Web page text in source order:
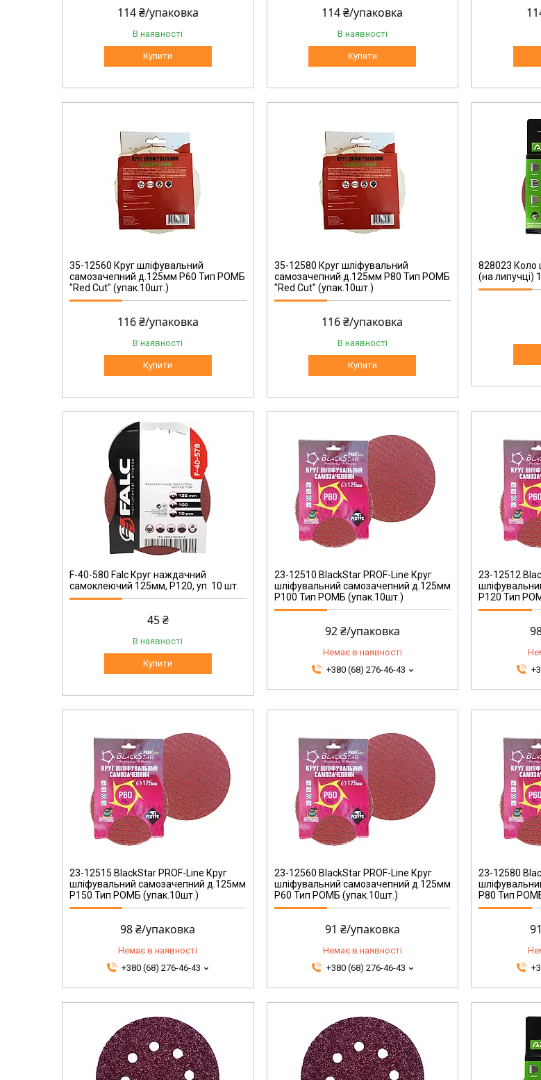
114 ₴/упаковка
В наявності
Купити
114 ₴/упаковка
В наявності
Купити
35-12560 Круг шліфувальний
самозачепний д.125мм Р60 Тип РОМБ
"Red Cut" (упак.10шт.)
116 ₴/упаковка
В наявності
Купити
35-12580
35-12580 Круг шліфувальний
самозачепний д.125мм Р80 Тип РОМБ
"Red Cut" (упак.10шт.)
116 ₴/упаковка
В наявності
Купити
828023
828023 Коло
(на липучці)
F-40-580 Falc Круг наждачний
самоклеючий 125мм, P120, уп. 10 шт.
45 ₴
В наявності
Купити
23-12510
23-12510 BlackStar PROF-Line Круг
шліфувальний самозачепний д.125мм
Р100 Тип РОМБ (упак.10шт.)
92 ₴/упаковка
Немає в наявності
+380 (68) 276-46-43
23-12512
23-12512
Р120 Тип
23-12515 BlackStar PROF-Line Круг
шліфувальний самозачепний д.125мм
Р150 Тип РОМБ (упак.10шт.)
98 ₴/упаковка
Немає в наявності
+380 (68) 276-46-43
23-12560
23-12560 BlackStar PROF-Line Круг
шліфувальний самозачепний д.125мм
Р60 Тип РОМБ (упак.10шт.)
91 ₴/упаковка
Немає в наявності
+380 (68) 276-46-43
23-12580
23-12580
Р80 Тип